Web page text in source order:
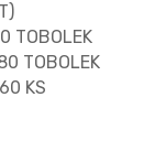
TOBOLEK
TOBOLEK
KS